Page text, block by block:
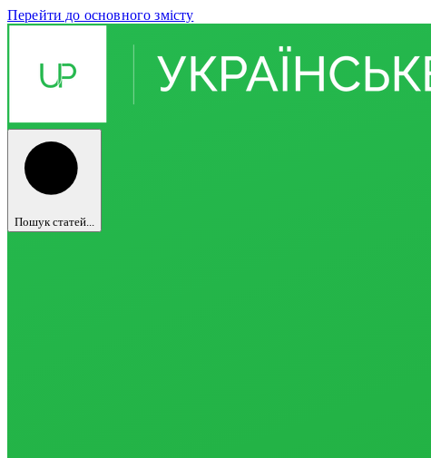
Перейти до основного змісту
Пошук статей...